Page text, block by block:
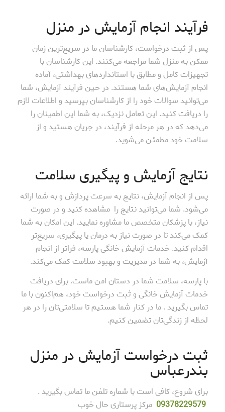
فرآیند انجام آزمایش در منزل
پس از ثبت درخواست، کارشناسان ما در سریع‌ترین زمان
ممکن به منزل شما مراجعه می‌کنند. این کارشناسان با
تجهیزات کامل و مطابق با استانداردهای بهداشتی، آماده
انجام آزمایش‌های شما هستند. در حین فرآیند آزمایش، شما
می‌توانید سوالات خود را از کارشناسان بپرسید و اطلاعات لازم
را دریافت کنید. این تعامل نزدیک، به شما این اطمینان را
می‌دهد که در هر مرحله از فرآیند، در جریان هستید و از
سلامت خود مطمئن می‌شوید.
نتایج آزمایش و پیگیری سلامت
پس از انجام آزمایش، نتایج به سرعت پردازش و به شما ارائه
می‌شود. شما می‌توانید نتایج را مشاهده کنید و در صورت
نیاز، با پزشکان متخصص ما مشاوره نمایید. این امکان به شما
کمک می‌کند تا در صورت نیاز به درمان یا پیگیری، سریع‌تر
اقدام کنید. خدمات آزمایش خانگی پارسه، فراتر از انجام
آزمایش، به شما در مدیریت و بهبود سلامت کمک می‌کند.
با پارسه، سلامت شما در دستان امن ماست. برای دریافت
خدمات آزمایش خانگی و ثبت درخواست خود، هم‌اکنون با ما
تماس بگیرید . ما در کنار شما هستیم تا سلامتی‌تان را در هر
لحظه از زندگی‌تان تضمین کنیم.
ثبت درخواست آزمایش در منزل
بندرعباس
برای شروع، کافی است با شماره تلفن ما تماس بگیرید .
09378229579 مرکز پرستاری حال خوب